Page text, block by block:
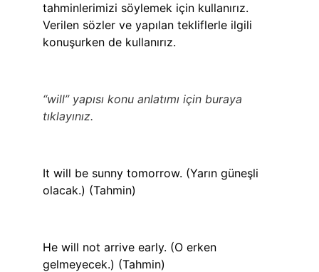
tahminlerimizi söylemek için kullanırız.
Verilen sözler ve yapılan tekliflerle ilgili
konuşurken de kullanırız.
“will” yapısı konu anlatımı için buraya
tıklayınız.
It will be sunny tomorrow. (Yarın güneşli
olacak.) (Tahmin)
He will not arrive early. (O erken
gelmeyecek.) (Tahmin)